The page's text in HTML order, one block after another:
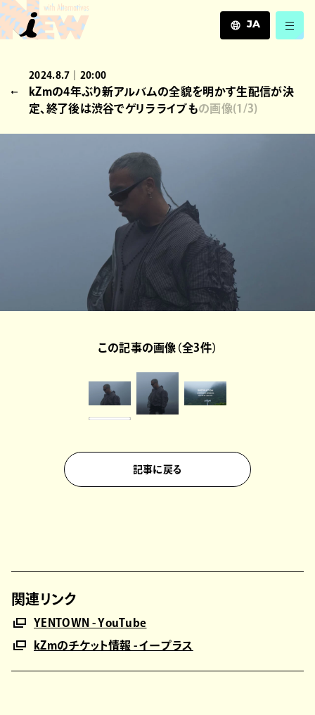
JA
ZH
2024.8.7｜20:00
kZmの4年ぶり新アルバムの全貌を明かす生配信が決
定、終了後は渋谷でゲリラライブもの画像(1 /3)
この記事の画像（全3件）
記事に戻る
関連リンク
YENTOWN - YouTube
kZmのチケット情報 - イープラス